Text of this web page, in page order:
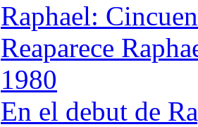
Raphael:
Reaparece
1980
En el debut de